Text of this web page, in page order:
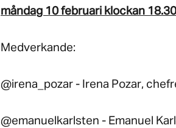
måndag 10 februari klockan 18.30
Medverkande:
@irena_pozar - Irena Pozar,
@emanuelkarlsten - Emanuel